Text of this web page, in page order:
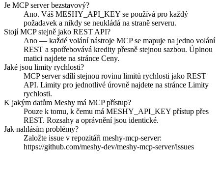
Je MCP server bezstavový?
Ano. Váš MESHY_API_KEY se používá pro každý
požadavek a nikdy se neukládá na straně serveru.
Stojí MCP stejně jako REST API?
Ano — každé volání nástroje MCP se mapuje na jedno volání
REST a spotřebovává kredity přesně stejnou sazbou. Úplnou
matici najdete na stránce Ceny.
Jaké jsou limity rychlosti?
MCP server sdílí stejnou rovinu limitů rychlosti jako REST
API. Limity pro jednotlivé úrovně najdete na stránce Limity
rychlosti.
K jakým datům Meshy má MCP přístup?
Pouze k tomu, k čemu má MESHY_API_KEY přístup přes
REST. Rozsahy a oprávnění jsou identické.
Jak nahlásím problémy?
Založte issue v repozitáři meshy-mcp-server:
https://github.com/meshy-dev/meshy-mcp-server/issues